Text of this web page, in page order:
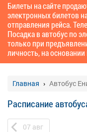
Билеты на сайте
электронных билетов
отправления рейса.
Посадка в автобус по
только при
личность, на
Главная Автобус
Расписание
07 авг